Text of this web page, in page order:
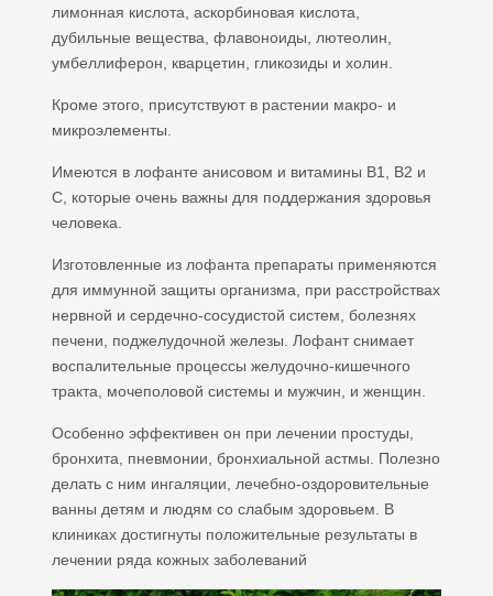
лимонная кислота, аскорбиновая кислота,
дубильные вещества, флавоноиды, лютеолин,
умбеллиферон, кварцетин, гликозиды и холин.
Кроме этого, присутствуют в растении макро- и
микроэлементы.
Имеются в лофанте анисовом и витамины В1, В2 и
С, которые очень важны для поддержания здоровья
человека.
Изготовленные из лофанта препараты применяются
для иммунной защиты организма, при расстройствах
нервной и сердечно-сосудистой систем, болезнях
печени, поджелудочной железы. Лофант снимает
воспалительные процессы желудочно-кишечного
тракта, мочеполовой системы и мужчин, и женщин.
Особенно эффективен он при лечении простуды,
бронхита, пневмонии, бронхиальной астмы. Полезно
делать с ним ингаляции, лечебно-оздоровительные
ванны детям и людям со слабым здоровьем. В
клиниках достигнуты положительные результаты в
лечении ряда кожных заболеваний